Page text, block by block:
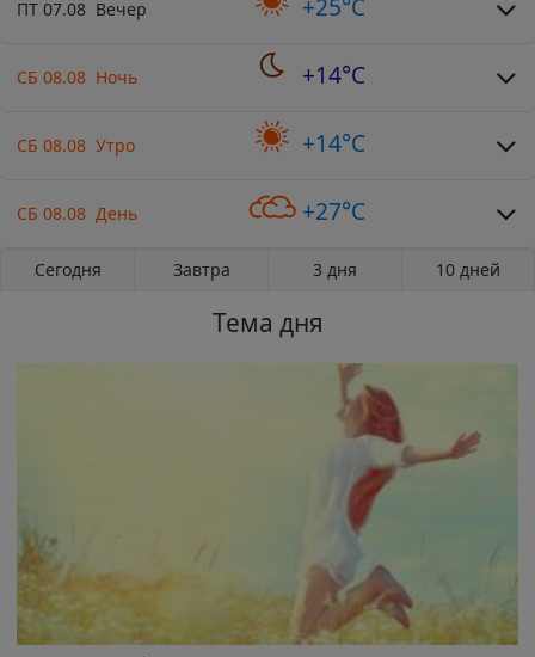
ПТ 07.08 Вечер
СБ 08.08 Ночь +14°C
СБ 08.08 Утро +14°C
СБ 08.08 День +27°C
Сегодня Завтра 3 дня 10 дней
Тема дня